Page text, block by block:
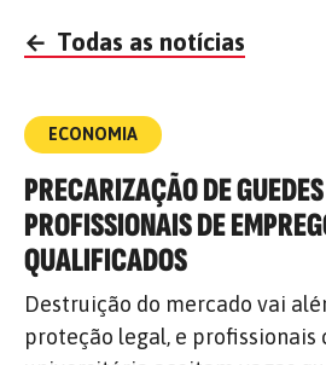
← Todas as notícias
ECONOMIA
PRECARIZAÇÃO DE
PROFISSIONAIS DE
QUALIFICADOS
Destruição do mercado vai
proteção legal, e profissionais